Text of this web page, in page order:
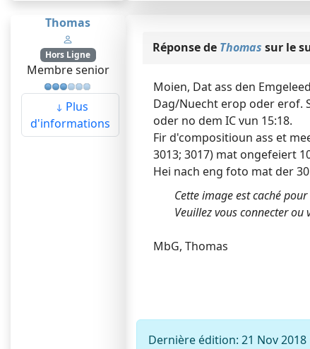
Thomas
Hors Ligne
Membre senior
Plus
d'informations
Réponse de Thomas sur le
Moien, Dat ass den
Dag/Nuecht erop oder erof.
oder no dem IC vun 15:18.
Fir d'compositioun ass et
3013; 3017) mat ongefeiert
Hei nach eng foto mat der
Cette image est caché
Veuillez vous connecter
MbG, Thomas
Dernière édition: 21 Nov 2018